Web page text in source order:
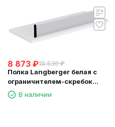
8 873 ₽19 530 ₽
Полка Langberger белая с
ограничителем-скребок
73351-WH
В наличии